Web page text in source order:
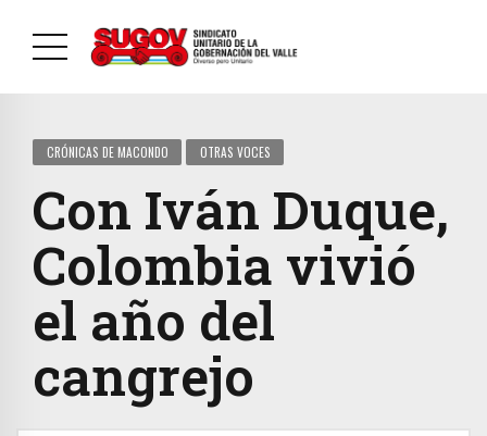
CRÓNICAS DE MACONDO OTRAS VOCES
Con Iván Duque,
Colombia vivió
el año del
cangrejo